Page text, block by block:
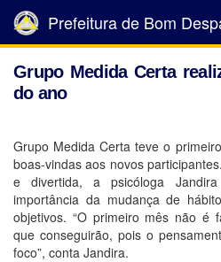
Prefeitura de Bom
Grupo Medida Certa
do ano
Grupo Medida Certa teve o
boas-vindas aos novos
e divertida, a psicóloga
importância da mudança de
objetivos. “O primeiro mês não é
que conseguirão, pois o
foco”, conta Jandira.